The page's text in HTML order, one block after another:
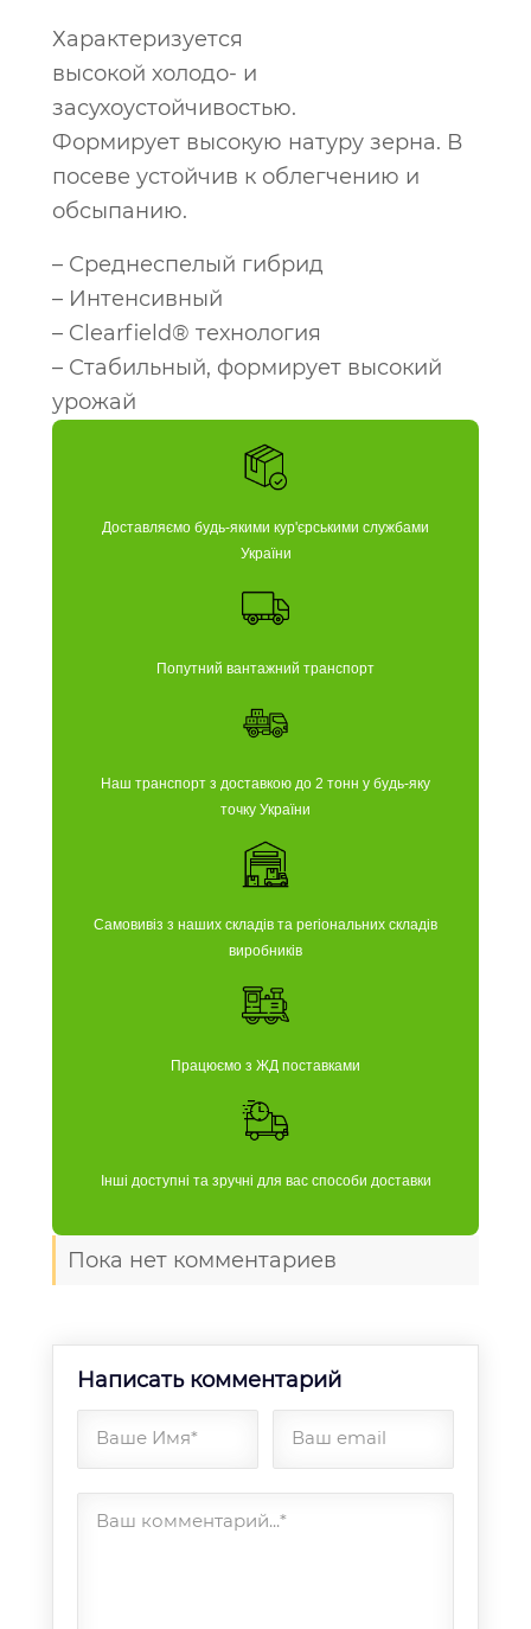
Характеризуется
высокой холодо- и
засухоустойчивостью.
Формирует высокую натуру зерна. В
посеве устойчив к облегчению и
обсыпанию.
– Среднеспелый гибрид
– Интенсивный
– Clearfield® технология
– Стабильный, формирует высокий
урожай
Доставляємо будь-якими кур'єрськими службами
України
Попутний вантажний транспорт
Наш транспорт з доставкою до 2 тонн у будь-яку
точку України
Самовивіз з наших складів та регіональних складів
виробників
Працюємо з ЖД поставками
Інші доступні та зручні для вас способи доставки
Пока нет комментариев
Написать комментарий
Ваше Имя* Ваш email
Ваш комментарий...*